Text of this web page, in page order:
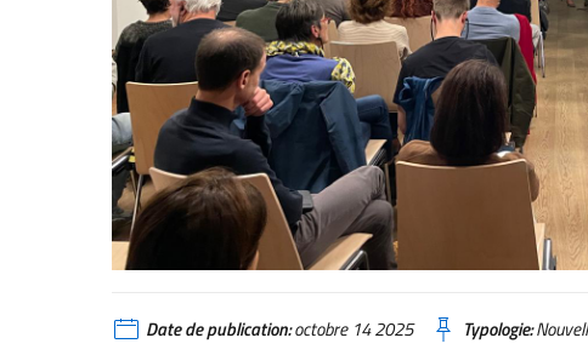
Date de publication:octobre 14 2025 Typologie: